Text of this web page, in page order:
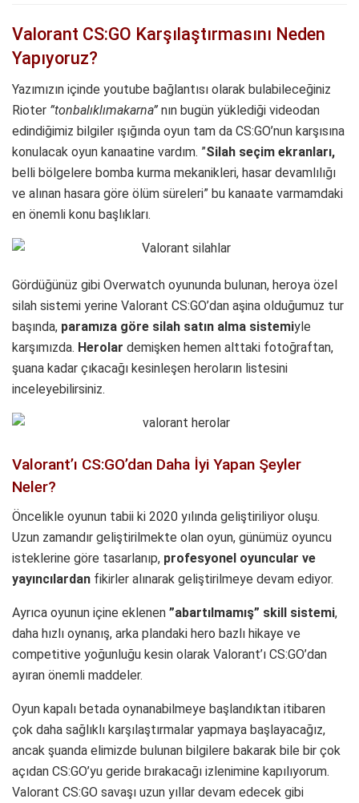
Valorant CS:GO Karşılaştırmasını Neden
Yapıyoruz?
Yazımızın içinde youtube bağlantısı olarak bulabileceğiniz
Rioter ”tonbalıklımakarna” nın bugün yüklediği videodan
edindiğimiz bilgiler ışığında oyun tam da CS:GO’nun karşısına
konulacak oyun kanaatine vardım. ”Silah seçim ekranları,
belli bölgelere bomba kurma mekanikleri, hasar devamlılığı
ve alınan hasara göre ölüm süreleri” bu kanaate varmamdaki
en önemli konu başlıkları.
Gördüğünüz gibi Overwatch oyununda bulunan, heroya özel
silah sistemi yerine Valorant CS:GO’dan aşina olduğumuz tur
başında, paramıza göre silah satın alma sistemiyle
karşımızda. Herolar demişken hemen alttaki fotoğraftan,
şuana kadar çıkacağı kesinleşen heroların listesini
inceleyebilirsiniz.
Valorant’ı CS:GO’dan Daha İyi Yapan Şeyler
Neler?
Öncelikle oyunun tabii ki 2020 yılında geliştiriliyor oluşu.
Uzun zamandır geliştirilmekte olan oyun, günümüz oyuncu
isteklerine göre tasarlanıp, profesyonel oyuncular ve
yayıncılardan fikirler alınarak geliştirilmeye devam ediyor.
Ayrıca oyunun içine eklenen ”abartılmamış” skill sistemi,
daha hızlı oynanış, arka plandaki hero bazlı hikaye ve
competitive yoğunluğu kesin olarak Valorant’ı CS:GO’dan
ayıran önemli maddeler.
Oyun kapalı betada oynanabilmeye başlandıktan itibaren
çok daha sağlıklı karşılaştırmalar yapmaya başlayacağız,
ancak şuanda elimizde bulunan bilgilere bakarak bile bir çok
açıdan CS:GO’yu geride bırakacağı izlenimine kapılıyorum.
Valorant CS:GO savaşı uzun yıllar devam edecek gibi